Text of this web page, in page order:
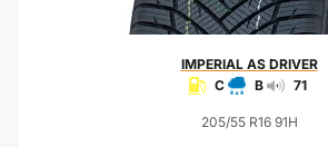
IMPERIALAS DRIVER
C
B 71
205/55 R16 91H